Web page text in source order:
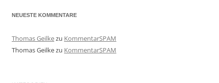
NEUESTE KOMMENTARE
Thomas Geilkezu KommentarSPAM
Thomas Geilkezu KommentarSPAM